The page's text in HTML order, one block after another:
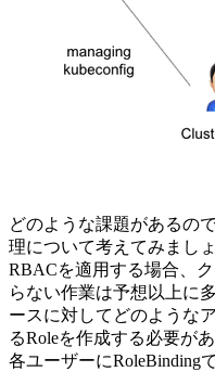
どのような課題があるの
理について考えてみまし
RBACを適用する場合、
らない作業は予想以上に
ースに対してどのような
るRoleを作成する必要が
各ユーザーにRoleBinding